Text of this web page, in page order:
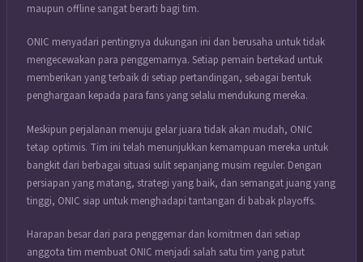
maupun offline sangat berarti bagi tim.
ONIC menyadari pentingnya dukungan ini dan berusaha untuk tidak
mengecewakan para penggemarnya. Setiap pemain bertekad untuk
memberikan yang terbaik di setiap pertandingan, sebagai bentuk
penghargaan kepada para fans yang selalu mendukung mereka.
Meskipun perjalanan menuju gelar juara tidak akan mudah, ONIC
tetap optimis. Tim ini telah menunjukkan kemampuan mereka untuk
bangkit dari berbagai situasi sulit sepanjang musim reguler. Dengan
persiapan yang matang, strategi yang baik, dan semangat juang yang
tinggi, ONIC siap untuk menghadapi tantangan di babak playoffs.
Harapan besar dari para penggemar dan komitmen dari setiap
anggota tim membuat ONIC menjadi salah satu tim yang patut